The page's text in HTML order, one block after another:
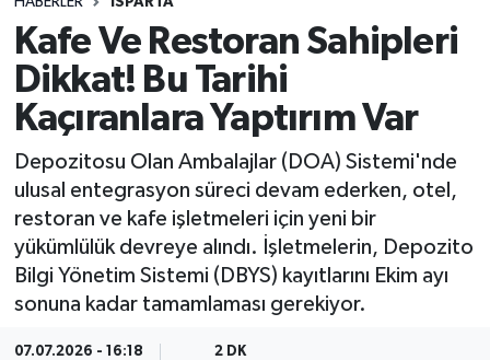
Kafe Ve Restoran Sahipleri
Dikkat! Bu Tarihi
Kaçıranlara Yaptırım Var
Depozitosu Olan Ambalajlar (DOA) Sistemi'nde
ulusal entegrasyon süreci devam ederken, otel,
restoran ve kafe işletmeleri için yeni bir
yükümlülük devreye alındı. İşletmelerin, Depozito
Bilgi Yönetim Sistemi (DBYS) kayıtlarını Ekim ayı
sonuna kadar tamamlaması gerekiyor.
07.07.2026 - 16:18 2 DK
Esnaf Diyor ki;
ASAYİŞ
BİLİM VE TEKNOLOJİ
EĞİTİM
GENEL
Isparta Trafik Yoğunluk Haritası
Süper Lig Puan Durumu ve Fikstür
Tüm Manşetler
Son Dakika Haberleri
Haber Arşivi